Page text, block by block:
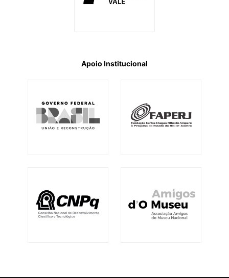
Apoio Institucional